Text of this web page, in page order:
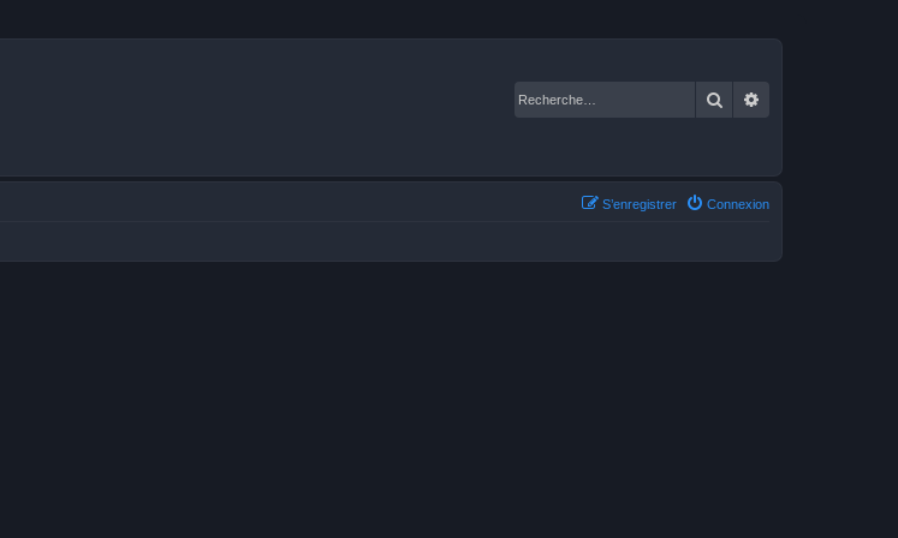
Rechercher
Connexion
S’enregistrer